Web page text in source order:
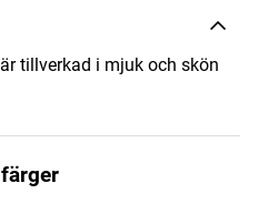
tillverkad i mjuk och skön
färger